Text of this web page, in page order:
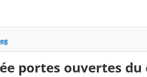
portes ouvertes du